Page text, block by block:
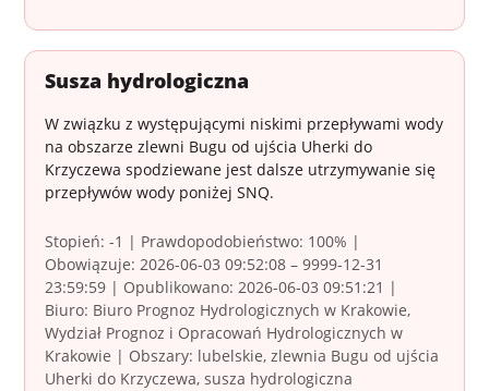
Susza hydrologiczna
W związku z występującymi niskimi przepływami wody
na obszarze zlewni Bugu od ujścia Uherki do
Krzyczewa spodziewane jest dalsze utrzymywanie się
przepływów wody poniżej SNQ.
Stopień: -1 | Prawdopodobieństwo: 100% |
Obowiązuje: 2026-06-03 09:52:08 – 9999-12-31
23:59:59 | Opublikowano: 2026-06-03 09:51:21 |
Biuro: Biuro Prognoz Hydrologicznych w Krakowie,
Wydział Prognoz i Opracowań Hydrologicznych w
Krakowie | Obszary: lubelskie, zlewnia Bugu od ujścia
Uherki do Krzyczewa, susza hydrologiczna